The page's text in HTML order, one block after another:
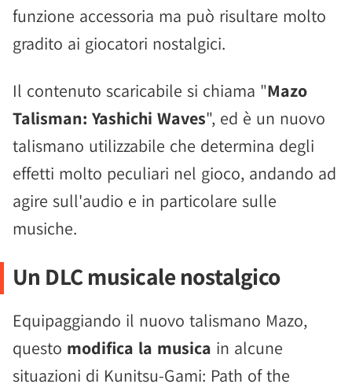
funzione accessoria ma può risultare molto
gradito ai giocatori nostalgici.
Il contenuto scaricabile si chiama "Mazo
Talisman: Yashichi Waves", ed è un nuovo
talismano utilizzabile che determina degli
effetti molto peculiari nel gioco, andando ad
agire sull'audio e in particolare sulle
musiche.
Un DLC musicale nostalgico
Equipaggiando il nuovo talismano Mazo,
questo modifica la musica in alcune
situazioni di Kunitsu-Gami: Path of the